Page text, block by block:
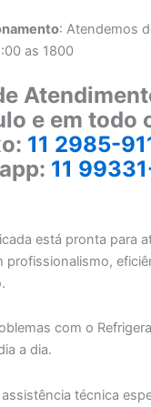
: Atendemos
as 1800
e em todo
11 2985-
11
está pronta para
profissionalismo,
com o
a dia.
técnica